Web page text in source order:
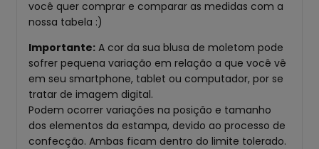
você quer comprar e comparar as medidas com a
nossa tabela :)
Importante: A cor da sua blusa de moletom pode
sofrer pequena variação em relação a que você vê
em seu smartphone, tablet ou computador, por se
tratar de imagem digital.
Podem ocorrer variações na posição e tamanho
dos elementos da estampa, devido ao processo de
confecção. Ambas ficam dentro do limite tolerado.